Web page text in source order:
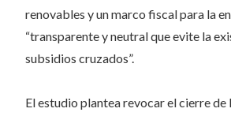
renovables y un marco fiscal para la
“transparente y neutral que evite la
subsidios cruzados”.
El estudio plantea revocar el cierre de